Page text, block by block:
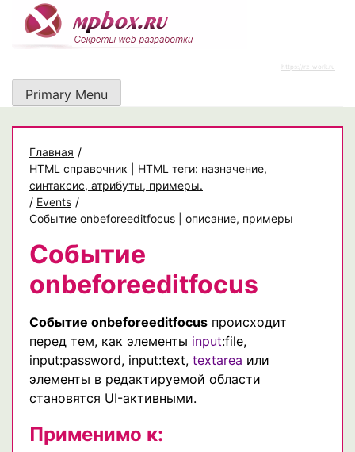
content
https://rz-work.ru
Primary Menu
Главная /
HTML справочник | HTML теги: назначение,
синтаксис, атрибуты, примеры.
/ Events /
Событие onbeforeeditfocus | описание, примеры
Событие
onbeforeeditfocus
Событие onbeforeeditfocus происходит
перед тем, как элементы input:file,
input:password, input:text, textarea или
элементы в редактируемой области
становятся UI-активными.
Применимо к: